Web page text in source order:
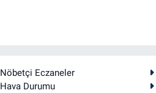
Nöbetçi Eczaneler
Hava Durumu